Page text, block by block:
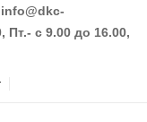
info@dkc-
Пт.- с 9.00 до 16.00,